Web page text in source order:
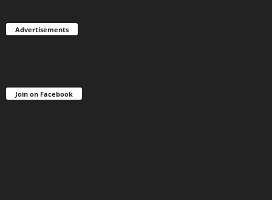
Advertisements
Join on Facebook